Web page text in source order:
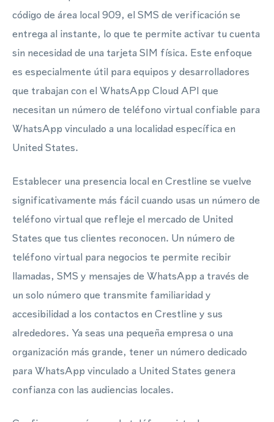
código de área local 909, el SMS de verificación se
entrega al instante, lo que te permite activar tu cuenta
sin necesidad de una tarjeta SIM física. Este enfoque
es especialmente útil para equipos y desarrolladores
que trabajan con el WhatsApp Cloud API que
necesitan un número de teléfono virtual confiable para
WhatsApp vinculado a una localidad específica en
United States.
Establecer una presencia local en Crestline se vuelve
significativamente más fácil cuando usas un número de
teléfono virtual que refleje el mercado de United
States que tus clientes reconocen. Un número de
teléfono virtual para negocios te permite recibir
llamadas, SMS y mensajes de WhatsApp a través de
un solo número que transmite familiaridad y
accesibilidad a los contactos en Crestline y sus
alrededores. Ya seas una pequeña empresa o una
organización más grande, tener un número dedicado
para WhatsApp vinculado a United States genera
confianza con las audiencias locales.